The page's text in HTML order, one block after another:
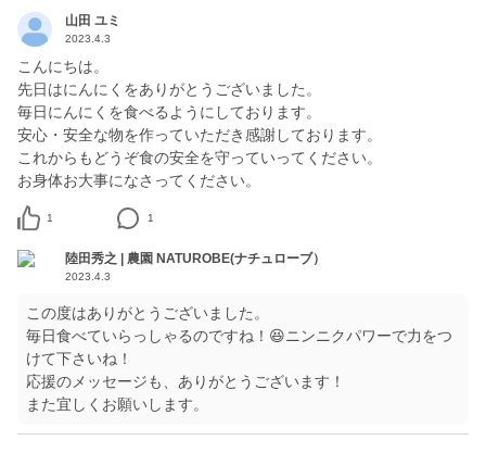
山田 ユミ
2023.4.3
こんにちは。
先日はにんにくをありがとうございました。
毎日にんにくを食べるようにしております。
安心・安全な物を作っていただき感謝しております。
これからもどうぞ食の安全を守っていってください。
お身体お大事になさってください。
1 1
陸田秀之 | 農園 NATUROBE(ナチュローブ）
2023.4.3
この度はありがとうございました。
毎日食べていらっしゃるのですね！😆ニンニクパワーで力をつ
けて下さいね！
応援のメッセージも、ありがとうございます！
また宜しくお願いします。